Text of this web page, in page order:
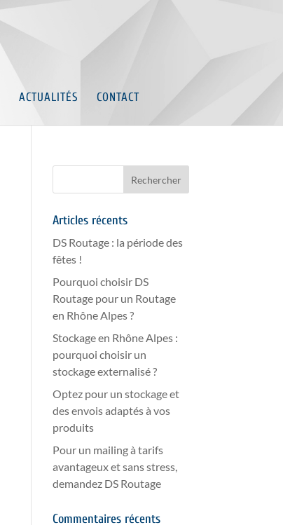
ACTUALITÉS CONTACT
Articles récents
DS Routage : la période des
fêtes !
Pourquoi choisir DS
Routage pour un Routage
en Rhône Alpes ?
Stockage en Rhône Alpes :
pourquoi choisir un
stockage externalisé ?
Optez pour un stockage et
des envois adaptés à vos
produits
Pour un mailing à tarifs
avantageux et sans stress,
demandez DS Routage
Commentaires récents